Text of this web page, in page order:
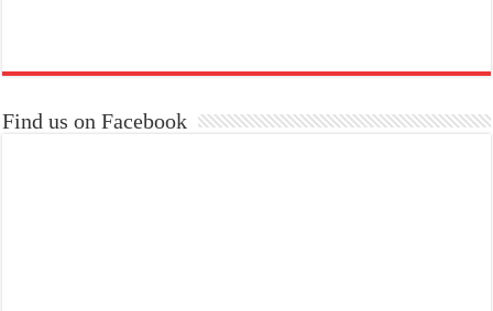
Find us on Facebook